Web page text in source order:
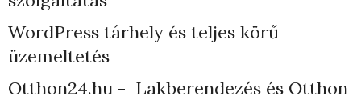
WordPress tárhely és teljes körű
üzemeltetés
Otthon24.hu - Lakberendezés és Otthon